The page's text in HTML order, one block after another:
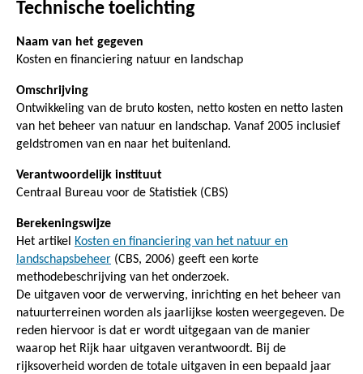
Technische toelichting
Naam van het gegeven
Kosten en financiering natuur en landschap
Omschrijving
Ontwikkeling van de bruto kosten, netto kosten en netto lasten
van het beheer van natuur en landschap. Vanaf 2005 inclusief
geldstromen van en naar het buitenland.
Verantwoordelijk instituut
Centraal Bureau voor de Statistiek (CBS)
Berekeningswijze
Het artikel
Kosten en financiering van het natuur en
landschapsbeheer (CBS, 2006) geeft een korte
methodebeschrijving van het onderzoek.
De uitgaven voor de verwerving, inrichting en het beheer van
natuurterreinen worden als jaarlijkse kosten weergegeven. De
reden hiervoor is dat er wordt uitgegaan van de manier
waarop het Rijk haar uitgaven verantwoordt. Bij de
rijksoverheid worden de totale uitgaven in een bepaald jaar